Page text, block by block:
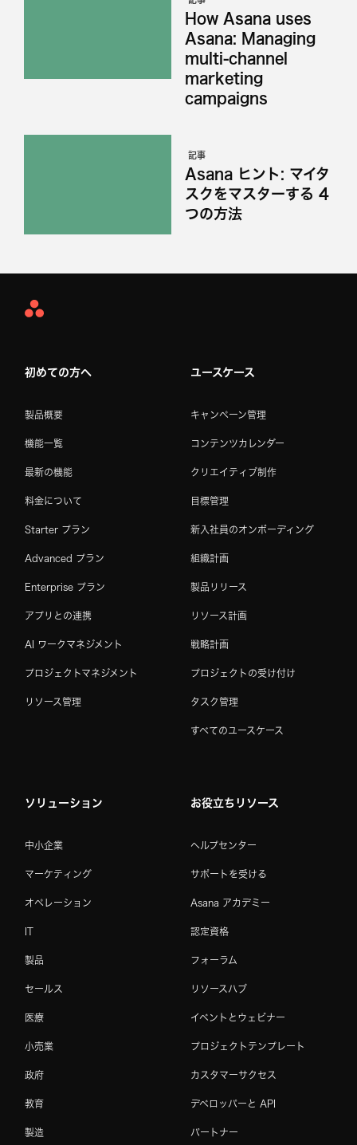
How Asana uses
Asana: Managing
multi-channel
marketing
campaigns
記事
Asana ヒント: マイタ
スクをマスターする 4
つの方法
Asana
初めての方へ
製品概要
機能一覧
最新の機能
料金について
Starter プラン
Advanced プラン
Enterprise プラン
アプリとの連携
AI ワークマネジメント
プロジェクトマネジメント
リソース管理
ユースケース
キャンペーン管理
コンテンツカレンダー
クリエイティブ制作
目標管理
新入社員のオンボーディング
組織計画
製品リリース
リソース計画
戦略計画
プロジェクトの受け付け
タスク管理
すべてのユースケース
ソリューション
中小企業
マーケティング
オペレーション
IT
製品
セールス
医療
小売業
政府
教育
製造
お役立ちリソース
ヘルプセンター
サポートを受ける
Asana アカデミー
認定資格
フォーラム
リソースハブ
イベントとウェビナー
プロジェクトテンプレート
カスタマーサクセス
デベロッパーと API
パートナー